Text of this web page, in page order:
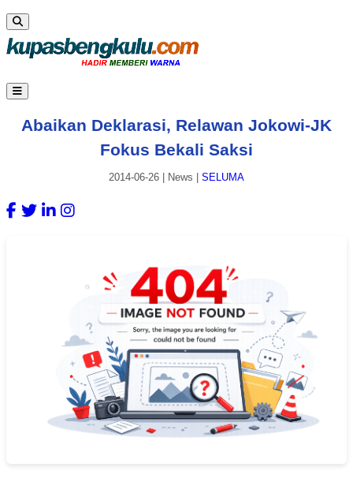
Abaikan Deklarasi, Relawan Jokowi-JK
Fokus Bekali Saksi
2014-06-26 News SELUMA